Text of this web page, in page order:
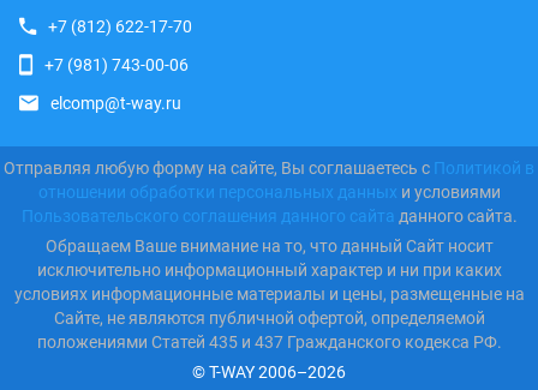
+7 (812) 622-17-70
+7 (981) 743-00-06
elcomp@t-way.ru
Отправляя любую форму на сайте, Вы соглашаетесь с Политикой в
отношении обработки персональных данных и условиями
Пользовательского соглашения данного сайта данного сайта.
Обращаем Ваше внимание на то, что данный Сайт носит
исключительно информационный характер и ни при каких
условиях информационные материалы и цены, размещенные на
Сайте, не являются публичной офертой, определяемой
положениями Статей 435 и 437 Гражданского кодекса РФ.
© T-WAY 2006–2026